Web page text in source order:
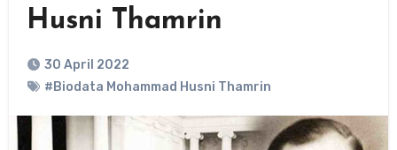
Husni Thamrin
30 April 2022
#Biodata Mohammad Husni Thamrin